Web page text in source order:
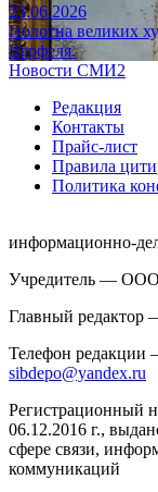
23.06.2026
Полотна великих
Верфеля.
Новости СМИ2
Редакция
Контакты
Прайс-лист
Правила
Политика
информационно-
Учредитель — ООО
Главный редактор
Телефон редакции
sibdepo@yandex.ru
06.12.2016 г.,
сфере связи,
коммуникаций